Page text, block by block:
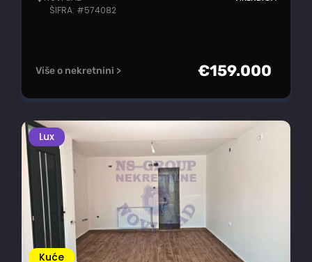
ŠIFRA: #574082
Više o nekretnini > €159.000
Kuće
Lux